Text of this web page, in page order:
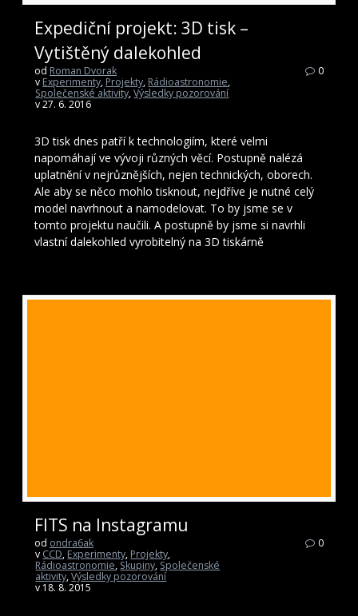
Expediční projekt: 3D tisk –
Vytištěný dalekohled
od Roman Dvorak
v Experimenty, Projekty, Rádioastronomie,
Společenské aktivity,Výsledky pozorování
v 27. 6. 2016
0
3D tisk dnes patří k technologiím, které velmi
napomáhají ve vývoji různých věcí. Postupně nalézá
uplatnění v nejrůznějších, nejen technických, oborech.
Ale aby se něco mohlo tisknout, nejdříve je nutné celý
model navrhnout a namodelovat. To by jsme se v
tomto projektu naučili. A postupně by jsme si navrhli
vlastní dalekohled vyrobitelný na 3D tiskárně
FITS na Instagramu
od ondra6ak
v CCD, Experimenty, Projekty,
Rádioastronomie, Skupiny, Společenské
aktivity,Výsledky pozorování
v 18. 8. 2015
0